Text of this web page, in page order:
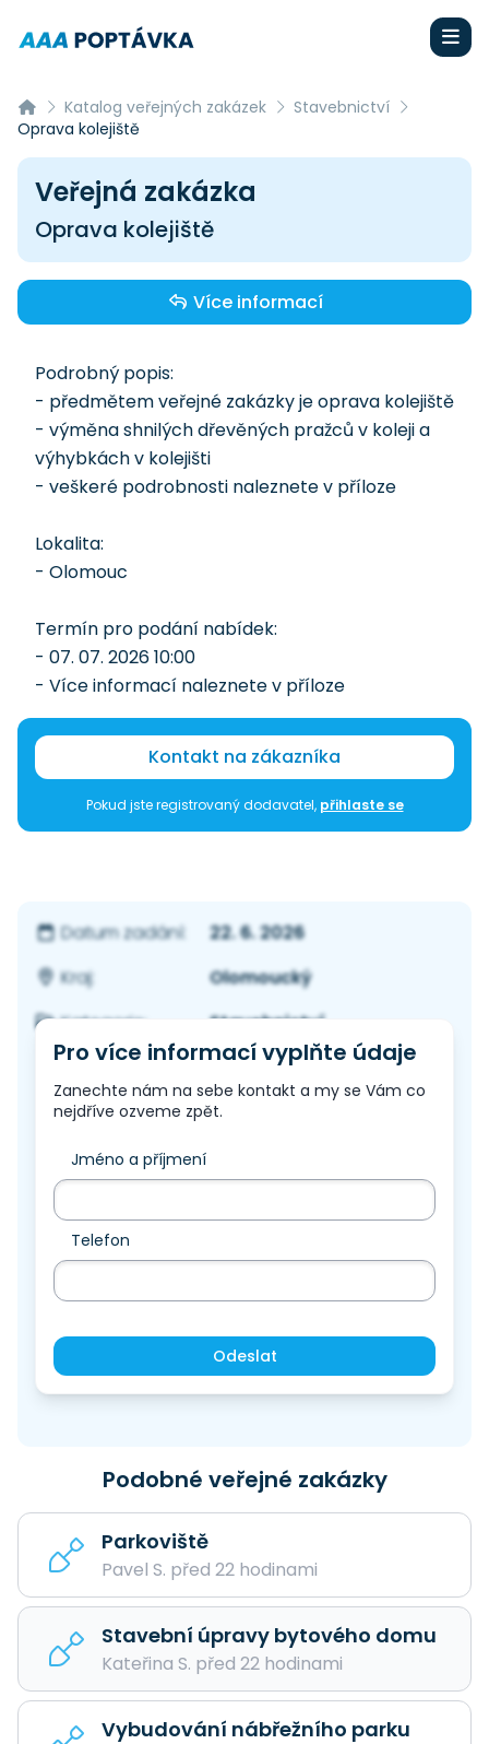
Katalog veřejných zakázek
Stavebnictví
Oprava kolejiště
Veřejná zakázka
Oprava kolejiště
Více informací
Podrobný popis:
- předmětem veřejné zakázky je oprava kolejiště
- výměna shnilých dřevěných pražců v koleji a
výhybkách v kolejišti
- veškeré podrobnosti naleznete v příloze
Lokalita:
- Olomouc
Termín pro podání nabídek:
- 07. 07. 2026 10:00
- Více informací naleznete v příloze
Kontakt na zákazníka
Pokud jste registrovaný dodavatel, přihlaste se
Datum zadání:
22. 6. 2026
Kraj:
Olomoucký
Kategorie:
Stavebnictví
Pro více informací vyplňte údaje
Zanechte nám na sebe kontakt a my se Vám co
nejdříve ozveme zpět.
Jméno a příjmení
Telefon
Odeslat
Podobné veřejné zakázky
Parkoviště
Pavel S. před 22 hodinami
Stavební úpravy bytového domu
Kateřina S. před 22 hodinami
Vybudování nábřežního parku